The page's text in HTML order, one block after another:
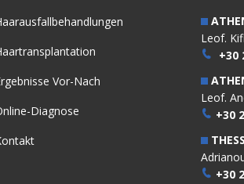
Vor-Nach
Diagnose
Leof.
+30
Leof.
+30
+30